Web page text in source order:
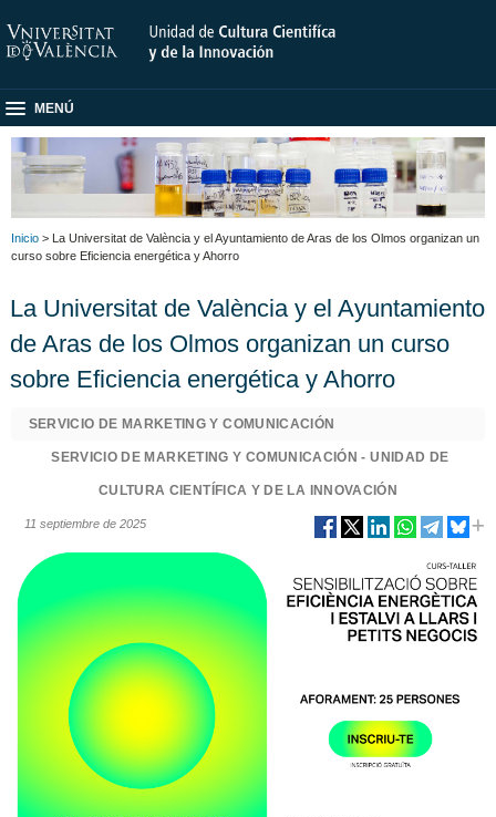
MENÚ
Inicio > La Universitat de València y el Ayuntamiento de Aras de los Olmos organizan un
curso sobre Eficiencia energética y Ahorro
La Universitat de València y el Ayuntamiento
de Aras de los Olmos organizan un curso
sobre Eficiencia energética y Ahorro
SERVICIO DE MARKETING Y COMUNICACIÓN
SERVICIO DE MARKETING Y COMUNICACIÓN - UNIDAD DE
CULTURA CIENTÍFICA Y DE LA INNOVACIÓN
11 septiembre de 2025